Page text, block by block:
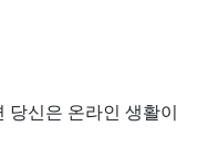
당신은 온라인 생활이